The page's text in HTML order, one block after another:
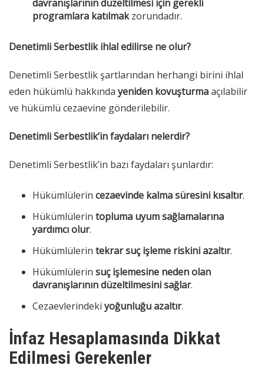
davranışlarının düzeltilmesi için gerekli
programlara katılmakzorundadır.
Denetimli Serbestlik ihlal edilirse ne olur?
Denetimli Serbestlik şartlarından herhangi birini ihlal
eden hükümlü hakkında yeniden kovuşturmaaçılabilir
ve hükümlü cezaevine gönderilebilir.
Denetimli Serbestlik’in faydaları nelerdir?
Denetimli Serbestlik’in bazı faydaları şunlardır:
Hükümlülerin cezaevinde kalma süresini kısaltır.
Hükümlülerin topluma uyum sağlamalarına
yardımcı olur.
Hükümlülerin tekrar suç işleme riskini azaltır.
Hükümlülerin suç işlemesine neden olan
davranışlarının düzeltilmesini sağlar.
Cezaevlerindeki yoğunluğu azaltır.
İnfaz Hesaplamasında Dikkat
Edilmesi Gerekenler